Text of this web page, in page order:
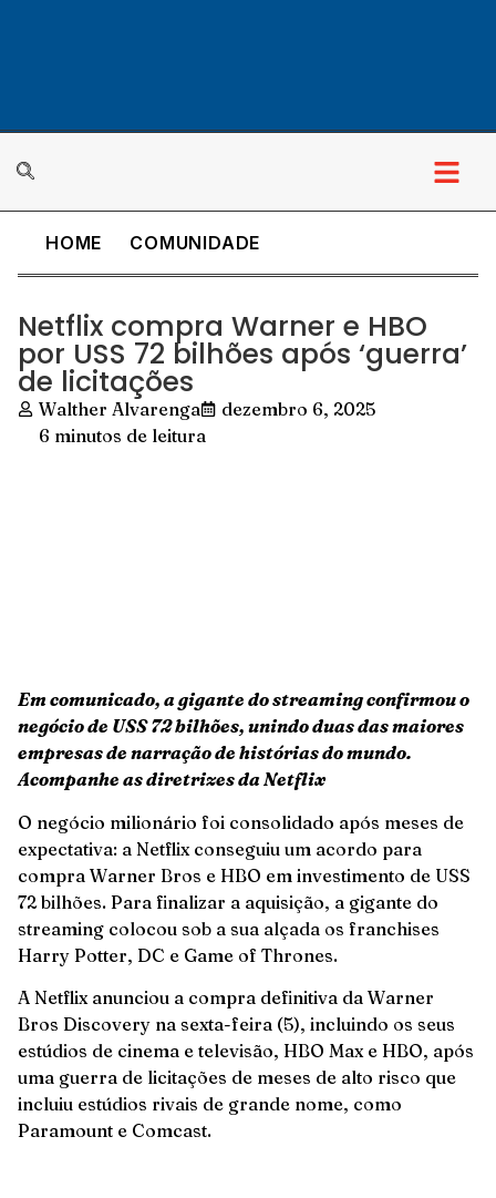
HOME COMUNIDADE
Netflix compra Warner e HBO
por USS 72 bilhões após ‘guerra’
de licitações
Walther Alvarenga
dezembro 6, 2025
6 minutos de leitura
Em comunicado, a gigante do streaming confirmou o
negócio de USS 72 bilhões, unindo duas das maiores
empresas de narração de histórias do mundo.
Acompanhe as diretrizes da Netflix
O negócio milionário foi consolidado após meses de
expectativa: a Netflix conseguiu um acordo para
compra Warner Bros e HBO em investimento de USS
72 bilhões. Para finalizar a aquisição, a gigante do
streaming colocou sob a sua alçada os franchises
Harry Potter, DC e Game of Thrones.
A Netflix anunciou a compra definitiva da Warner
Bros Discovery na sexta-feira (5), incluindo os seus
estúdios de cinema e televisão, HBO Max e HBO, após
uma guerra de licitações de meses de alto risco que
incluiu estúdios rivais de grande nome, como
Paramount e Comcast.